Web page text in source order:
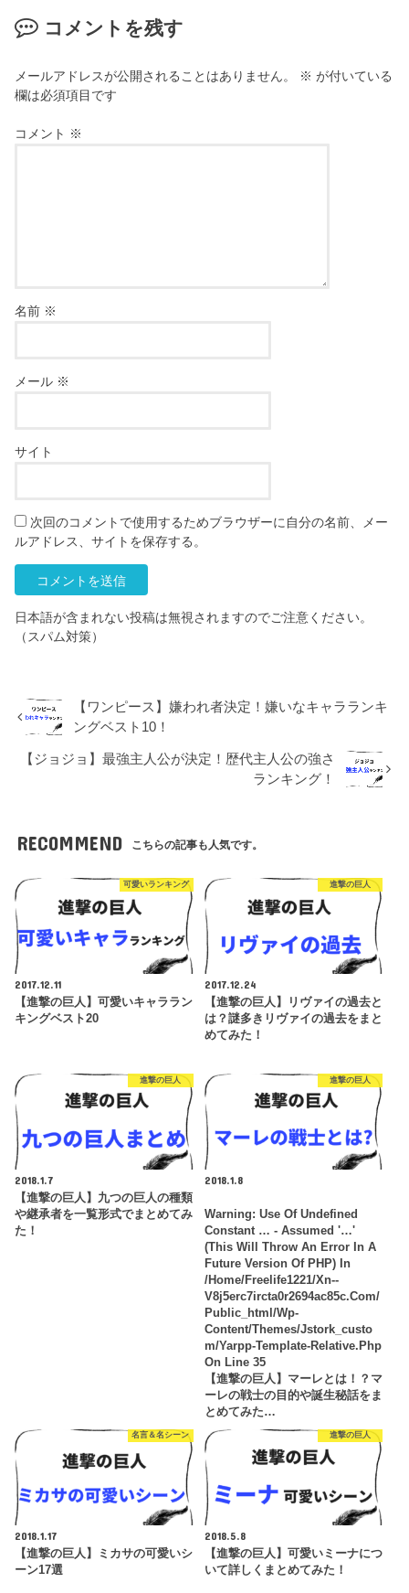
コメントを残す
メールアドレスが公開されることはありません。 ※ が付いている
欄は必須項目です
コメント ※
名前 ※
メール ※
サイト
次回のコメントで使用するためブラウザーに自分の名前、メー
ルアドレス、サイトを保存する。
日本語が含まれない投稿は無視されますのでご注意ください。
（スパム対策）
【ワンピース】嫌われ者決定！嫌いなキャラランキ
ングベスト10！
【ジョジョ】最強主人公が決定！歴代主人公の強さ
ランキング！
RECOMMEND こちらの記事も人気です。
可愛いランキング
2017.12.11
【進撃の巨人】可愛いキャララン
キングベスト20
進撃の巨人
2017.12.24
【進撃の巨人】リヴァイの過去と
は？謎多きリヴァイの過去をまと
めてみた！
進撃の巨人
2018.1.7
【進撃の巨人】九つの巨人の種類
や継承者を一覧形式でまとめてみ
た！
進撃の巨人
2018.1.8
Warning: Use Of Undefined
Constant … - Assumed '…'
(this Will Throw An Error In A
Future Version Of PHP) In
/home/freelife1221/xn--
V8j5erc7ircta0r2694ac85c.com/
Public_html/wp-
Content/themes/jstork_custo
M/yarpp-Template-Relative.php
On Line 35
【進撃の巨人】マーレとは！？マ
ーレの戦士の目的や誕生秘話をま
とめてみた…
名言＆名シーン
2018.1.17
【進撃の巨人】ミカサの可愛いシ
ーン17選
進撃の巨人
2018.5.8
【進撃の巨人】可愛いミーナにつ
いて詳しくまとめてみた！